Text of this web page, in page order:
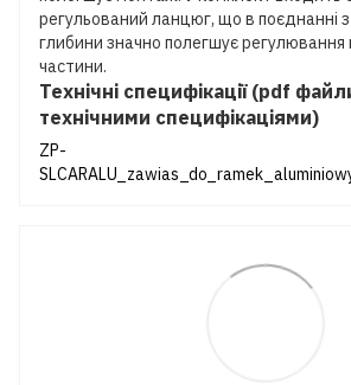
регульований ланцюг, що в поєднанні
глибини значно полегшує регулювання
частини.
Технічні специфікації (pdf
технічними специфікаціями)
ZP-